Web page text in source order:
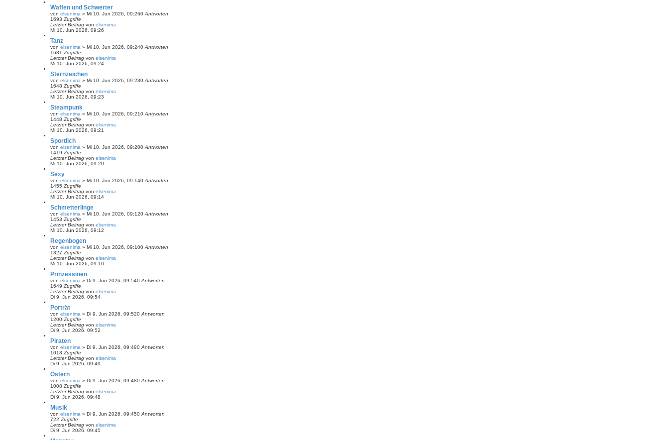
Waffen und Schwerter
von elsenima » Mi 10. Jun 2026, 09:260 Antworten
1693 Zugriffe
Letzter Beitrag von elsenima
Mi 10. Jun 2026, 09:26
Tanz
von elsenima » Mi 10. Jun 2026, 09:240 Antworten
1681 Zugriffe
Letzter Beitrag von elsenima
Mi 10. Jun 2026, 09:24
Sternzeichen
von elsenima » Mi 10. Jun 2026, 09:230 Antworten
1648 Zugriffe
Letzter Beitrag von elsenima
Mi 10. Jun 2026, 09:23
Steampunk
von elsenima » Mi 10. Jun 2026, 09:210 Antworten
1448 Zugriffe
Letzter Beitrag von elsenima
Mi 10. Jun 2026, 09:21
Sportlich
von elsenima » Mi 10. Jun 2026, 09:200 Antworten
1419 Zugriffe
Letzter Beitrag von elsenima
Mi 10. Jun 2026, 09:20
Sexy
von elsenima » Mi 10. Jun 2026, 09:140 Antworten
1455 Zugriffe
Letzter Beitrag von elsenima
Mi 10. Jun 2026, 09:14
Schmetterlinge
von elsenima » Mi 10. Jun 2026, 09:120 Antworten
1453 Zugriffe
Letzter Beitrag von elsenima
Mi 10. Jun 2026, 09:12
Regenbogen
von elsenima » Mi 10. Jun 2026, 09:100 Antworten
1327 Zugriffe
Letzter Beitrag von elsenima
Mi 10. Jun 2026, 09:10
Prinzessinen
von elsenima » Di 9. Jun 2026, 09:540 Antworten
1649 Zugriffe
Letzter Beitrag von elsenima
Di 9. Jun 2026, 09:54
Porträt
von elsenima » Di 9. Jun 2026, 09:520 Antworten
1200 Zugriffe
Letzter Beitrag von elsenima
Di 9. Jun 2026, 09:52
Piraten
von elsenima » Di 9. Jun 2026, 09:490 Antworten
1018 Zugriffe
Letzter Beitrag von elsenima
Di 9. Jun 2026, 09:49
Ostern
von elsenima » Di 9. Jun 2026, 09:480 Antworten
1008 Zugriffe
Letzter Beitrag von elsenima
Di 9. Jun 2026, 09:48
Musik
von elsenima » Di 9. Jun 2026, 09:450 Antworten
722 Zugriffe
Letzter Beitrag von elsenima
Di 9. Jun 2026, 09:45